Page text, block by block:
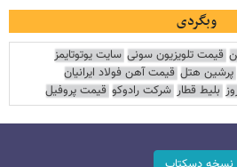
وبگردی
قیمت تلویزیون سونی سایت یوتوتایمز
پرشین هتل قیمت آهن فولاد ایرانیان
بلیط قطار شرکت رادوکو قیمت پروفیل